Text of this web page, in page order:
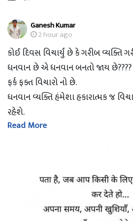
Ganesh Kumar
2 hour ago
કોઈ દિવસ વિચાર્યું છે કે ગરીબ
ધનવાન છે એ ધનવાન બનતો જાય છે????
ફર્ક ફક્ત વિચારો નો છે.
ધનવાન વ્યક્તિ હંમેશા હકારાત્મક જ
રહેશે.
ગરીબ વ્યક્તિ મહેનત કરશે તો થોડુ
મુશ્કેલી મોટી નહીં લાગે.
Read More